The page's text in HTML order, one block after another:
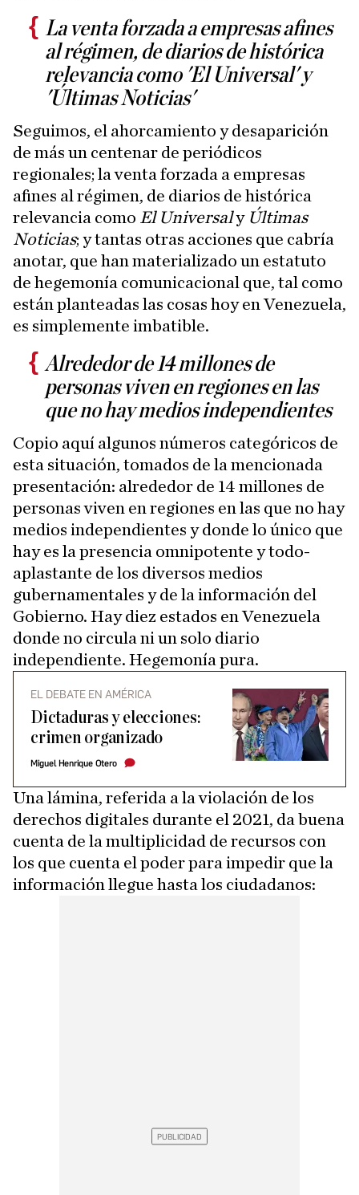
La venta forzada a empresas afines
al régimen, de diarios de histórica
relevancia como 'El Universal' y
'Últimas Noticias'
Seguimos, el ahorcamiento y desaparición
de más un centenar de periódicos
regionales; la venta forzada a empresas
afines al régimen, de diarios de histórica
relevancia como El Universaly Últimas
Noticias; y tantas otras acciones que cabría
anotar, que han materializado un estatuto
de hegemonía comunicacional que, tal como
están planteadas las cosas hoy en Venezuela,
es simplemente imbatible.
Alrededor de 14 millones de
personas viven en regiones en las
que no hay medios independientes
Copio aquí algunos números categóricos de
esta situación, tomados de la mencionada
presentación: alrededor de 14 millones de
personas viven en regiones en las que no hay
medios independientes y donde lo único que
hay es la presencia omnipotente y todo-
aplastante de los diversos medios
gubernamentales y de la información del
Gobierno. Hay diez estados en Venezuela
donde no circula ni un solo diario
independiente. Hegemonía pura.
EL DEBATE EN AMÉRICA
Dictaduras y elecciones:
crimen organizado
Miguel Henrique Otero
Una lámina, referida a la violación de los
derechos digitales durante el 2021, da buena
cuenta de la multiplicidad de recursos con
los que cuenta el poder para impedir que la
información llegue hasta los ciudadanos: